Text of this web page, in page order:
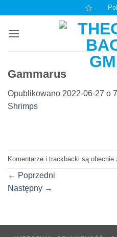
zawartości
Gammarus
Opublikowano 2022-06-27 o
Shrimps
Komentarze i trackbacki są obecnie
← Poprzedni
Następny →